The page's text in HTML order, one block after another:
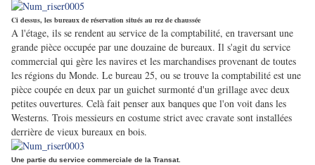
Ci dessus, les bureaux de réservation situés au rez de chaussée
A l'étage, ils se rendent au service de la comptabilité, en traversant une
grande pièce occupée par une douzaine de bureaux. Il s'agit du service
commercial qui gère les navires et les marchandises provenant de toutes
les régions du Monde. Le bureau 25, ou se trouve la comptabilité est une
pièce coupée en deux par un guichet surmonté d'un grillage avec deux
petites ouvertures. Celà fait penser aux banques que l'on voit dans les
Westerns. Trois messieurs en costume strict avec cravate sont installées
derrière de vieux bureaux en bois.
Une partie du service commerciale de la Transat.